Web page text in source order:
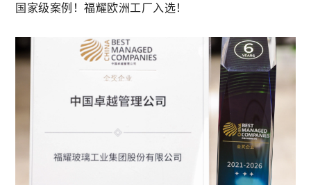
国家级案例！福耀欧洲工厂入选！